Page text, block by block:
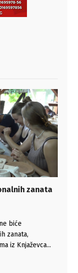
zanata
biće
zanata,
iz Knjaževca...